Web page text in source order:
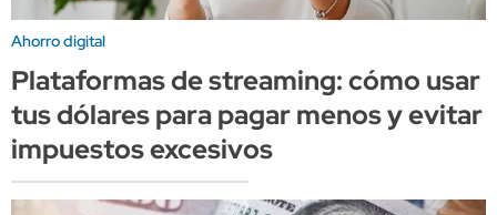
Ahorro digital
Plataformas de streaming: cómo usar
tus dólares para pagar menos y evitar
impuestos excesivos